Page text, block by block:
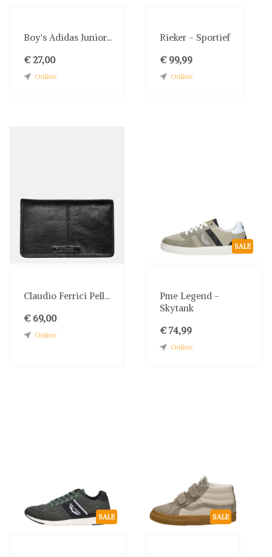
Boy's Adidas Junior...
€ 27,00
Online
Rieker - Sportief
€ 99,99
Online
Claudio Ferrici Pell...
€ 69,00
Online
SALE
Pme Legend -
Skytank
€ 74,99
Online
SALE SALE